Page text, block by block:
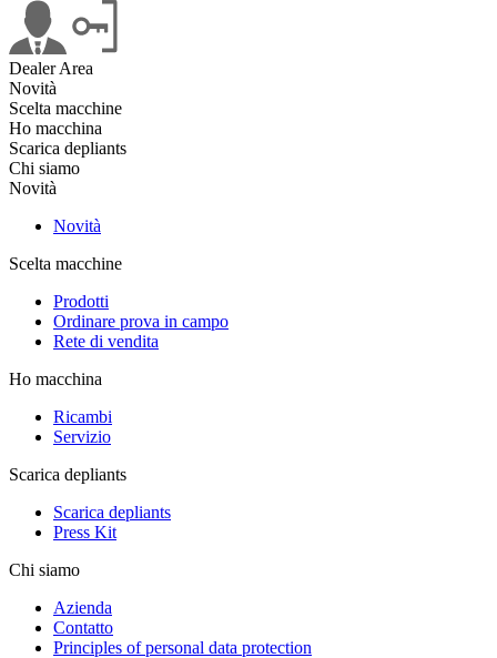
Dealer Area
Novità
Scelta macchine
Ho macchina
Scarica depliants
Chi siamo
Novità
Novità
Scelta macchine
Prodotti
Ordinare prova in campo
Rete di vendita
Ho macchina
Ricambi
Servizio
Scarica depliants
Scarica depliants
Press Kit
Chi siamo
Azienda
Contatto
Principles of personal data protection